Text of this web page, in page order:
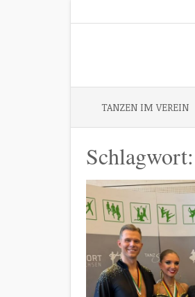
TANZEN IM VEREIN
Schlagwort: